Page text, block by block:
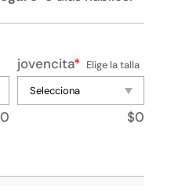
0
jovencita* Elige la talla
$0